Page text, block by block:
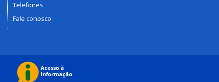
Telefones
Fale conosco